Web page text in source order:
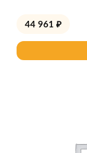
44 961 ₽